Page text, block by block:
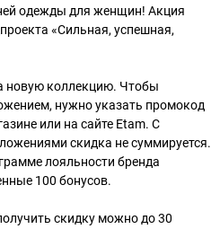
одежды для женщин! Акция
«Сильная, успешная,
новую коллекцию. Чтобы
нужно указать промокод
или на сайте Etam. С
скидка не суммируется.
лояльности бренда
100 бонусов.
скидку можно до 30